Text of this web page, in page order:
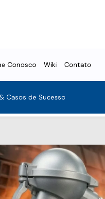
Conosco Wiki Contato
Casos de Sucesso